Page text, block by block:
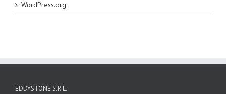
WordPress.org
EDDYSTONE S.R.L.